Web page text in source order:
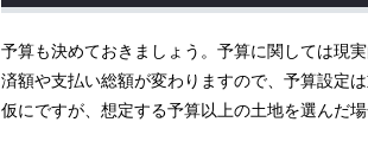
予算も決めておきましょう。予算に関しては現
済額や支払い総額が変わりますので、予算設定は
仮にですが、想定する予算以上の土地を選んだ